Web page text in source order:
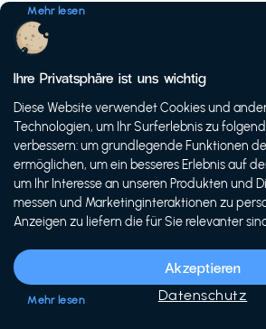
Mehr lesen
-20%
Siech Cycles
Entdecke den Schweizer Brand für
Mehr lesen
Ihre Privatsphäre ist uns wichtig
Diese Website verwendet Cookies und
Technologien, um Ihr Surferlebnis zu
verbessern: um grundlegende Funktionen
ermöglichen, um ein besseres Erlebnis auf
um Ihr Interesse an unseren Produkten und
messen und Marketinginteraktionen zu
Anzeigen zu liefern die für Sie relevanter
Akzeptieren
Datenschutz